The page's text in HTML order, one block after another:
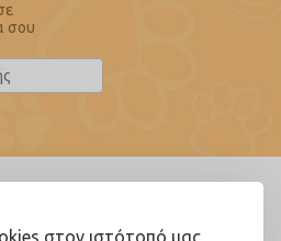
στον ιστότοπό μας
σου
μας!